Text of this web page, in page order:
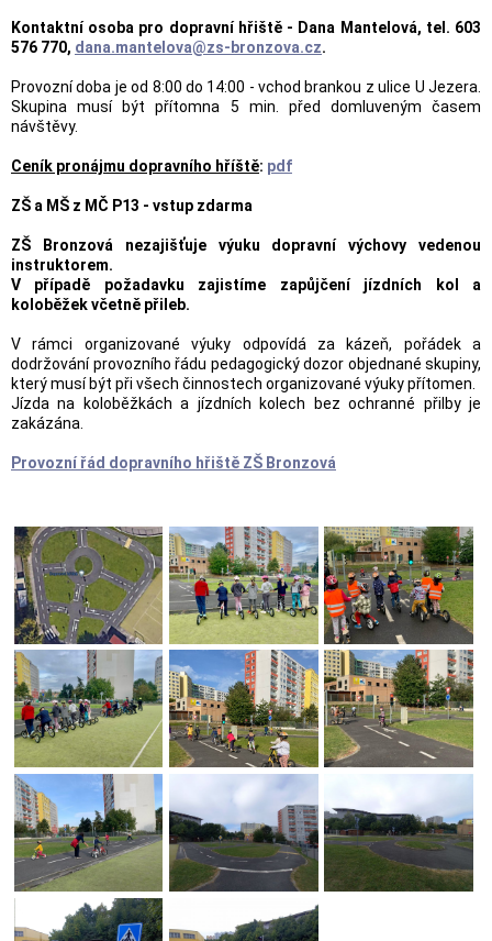
Kontaktní osoba pro dopravní hřiště - Dana Mantelová, tel. 603
576 770, dana.mantelova@zs-bronzova.cz.
Provozní doba je od 8:00 do 14:00 - vchod brankou z ulice U Jezera.
Skupina musí být přítomna 5 min. před domluveným časem
návštěvy.
Ceník pronájmu dopravního hříště: pdf
ZŠ a MŠ z MČ P13 - vstup zdarma
ZŠ Bronzová nezajišťuje výuku dopravní výchovy vedenou
instruktorem.
V případě požadavku zajistíme zapůjčení jízdních kol a
koloběžek včetně přileb.
V rámci organizované výuky odpovídá za kázeň, pořádek a
dodržování provozního řádu pedagogický dozor objednané skupiny,
který musí být při všech činnostech organizované výuky přítomen.
Jízda na koloběžkách a jízdních kolech bez ochranné přilby je
zakázána.
Provozní řád dopravního hřiště ZŠ Bronzová